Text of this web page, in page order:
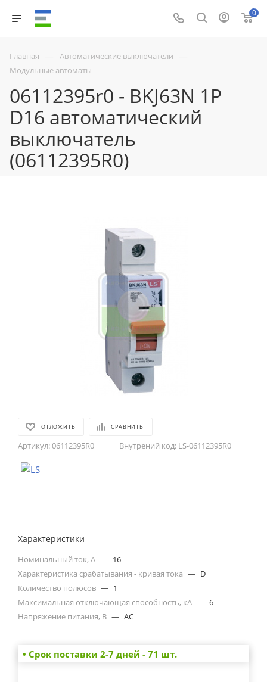
0
Главная — Автоматические выключатели —
Модульные автоматы
06112395r0 - BKJ63N 1P
D16 автоматический
выключатель
(06112395R0)
ОТЛОЖИТЬ СРАВНИТЬ
Артикул:06112395R0 Внутрений код: LS-06112395R0
Характеристики
Номинальный ток, А — 16
Характеристика срабатывания - кривая тока — D
Количество полюсов — 1
Максимальная отключающая способность, кА — 6
Напряжение питания, В — AC
• Cрок поставки 2-7 дней - 71 шт.